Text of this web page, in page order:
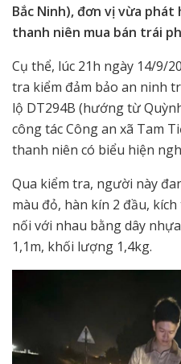
Bắc Ninh), đơn vị vừa phát
thanh niên mua bán trái
Cụ thể, lúc 21h ngày 14/9/
tra kiểm đảm bảo an ninh
lộ DT294B (hướng từ
công tác Công an xã Tam
thanh niên có biểu hiện
Qua kiểm tra, người này
màu đỏ, hàn kín 2 đầu,
nối với nhau bằng dây
1,1m, khối lượng 1,4kg.